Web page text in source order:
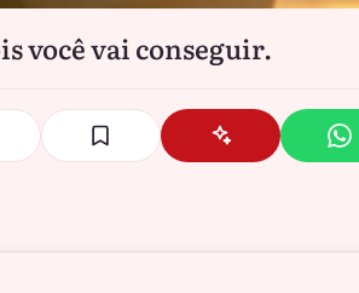
você vai conseguir.